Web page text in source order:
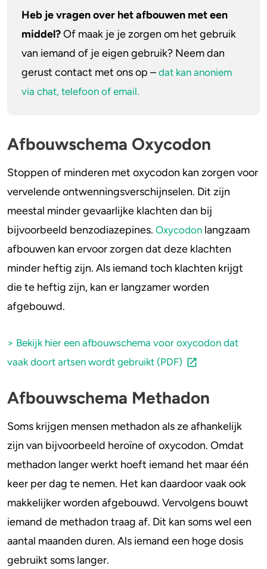
Heb je vragen over het afbouwen met een
middel?Of maak je je zorgen om het gebruik
van iemand of je eigen gebruik? Neem dan
gerust contact met ons op – dat kan anoniem
via chat, telefoon of email.
Afbouwschema Oxycodon
Stoppen of minderen met oxycodon kan zorgen voor
vervelende ontwenningsverschijnselen. Dit zijn
meestal minder gevaarlijke klachten dan bij
bijvoorbeeld benzodiazepines. Oxycodon langzaam
afbouwen kan ervoor zorgen dat deze klachten
minder heftig zijn. Als iemand toch klachten krijgt
die te heftig zijn, kan er langzamer worden
afgebouwd.
> Bekijk hier een afbouwschema voor oxycodon dat
vaak doort artsen wordt gebruikt (PDF)
Afbouwschema Methadon
Soms krijgen mensen methadon als ze afhankelijk
zijn van bijvoorbeeld heroïne of oxycodon. Omdat
methadon langer werkt hoeft iemand het maar één
keer per dag te nemen. Het kan daardoor vaak ook
makkelijker worden afgebouwd. Vervolgens bouwt
iemand de methadon traag af. Dit kan soms wel een
aantal maanden duren. Als iemand een hoge dosis
gebruikt soms langer.